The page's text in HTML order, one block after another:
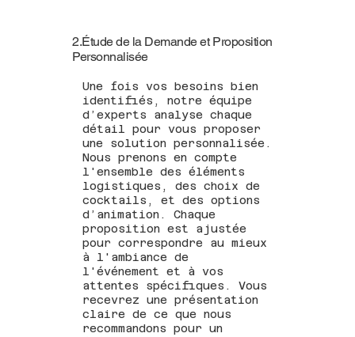
2.Étude de la Demande et Proposition
Personnalisée
Une fois vos besoins bien
identifiés, notre équipe
d’experts analyse chaque
détail pour vous proposer
une solution personnalisée.
Nous prenons en compte
l'ensemble des éléments
logistiques, des choix de
cocktails, et des options
d’animation. Chaque
proposition est ajustée
pour correspondre au mieux
à l'ambiance de
l'événement et à vos
attentes spécifiques. Vous
recevrez une présentation
claire de ce que nous
recommandons pour un